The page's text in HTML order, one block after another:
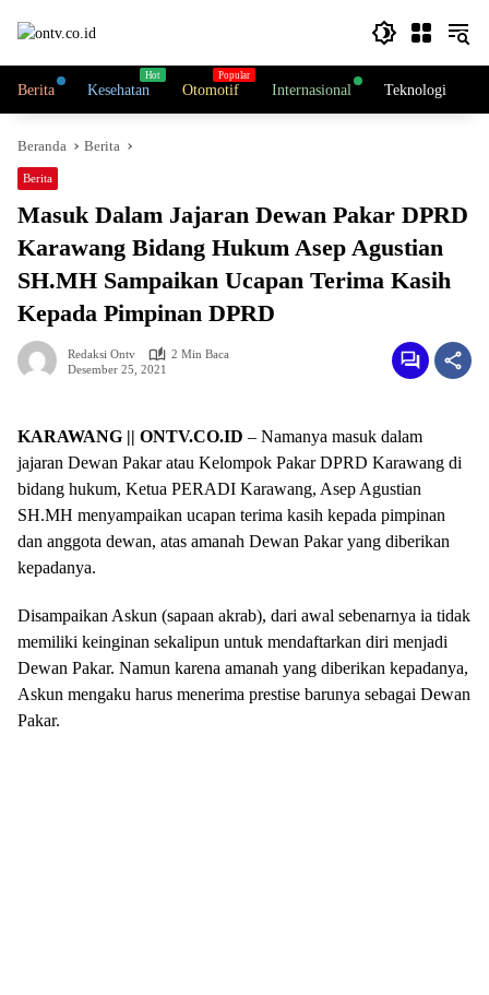
Berita Kesehatan Otomotif Internasional Teknologi
Beranda Berita
Berita
Masuk Dalam Jajaran Dewan Pakar DPRD
Karawang Bidang Hukum Asep Agustian
SH.MH Sampaikan Ucapan Terima Kasih
Kepada Pimpinan DPRD
Redaksi Ontv
2 Min Baca
Desember 25, 2021
KARAWANG || ONTV.CO.ID – Namanya masuk dalam
jajaran Dewan Pakar atau Kelompok Pakar DPRD Karawang di
bidang hukum, Ketua PERADI Karawang, Asep Agustian
SH.MH menyampaikan ucapan terima kasih kepada pimpinan
dan anggota dewan, atas amanah Dewan Pakar yang diberikan
kepadanya.
Disampaikan Askun (sapaan akrab), dari awal sebenarnya ia tidak
memiliki keinginan sekalipun untuk mendaftarkan diri menjadi
Dewan Pakar. Namun karena amanah yang diberikan kepadanya,
Askun mengaku harus menerima prestise barunya sebagai Dewan
Pakar.